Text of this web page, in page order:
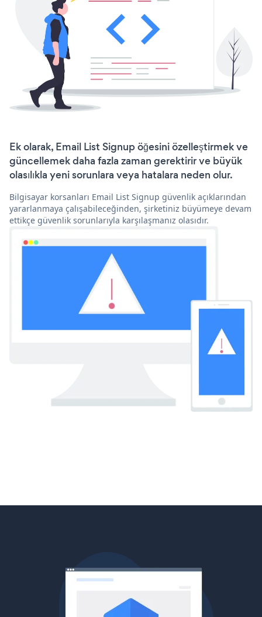
Ek olarak, Email List Signup öğesini özelleştirmek ve
güncellemek daha fazla zaman gerektirir ve büyük
olasılıkla yeni sorunlara veya hatalara neden olur.
Bilgisayar korsanları Email List Signup güvenlik açıklarından
yararlanmaya çalışabileceğinden, şirketiniz büyümeye devam
ettikçe güvenlik sorunlarıyla karşılaşmanız olasıdır.